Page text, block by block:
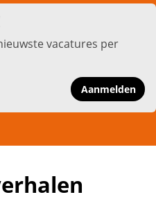
vacatures per
Aanmelden